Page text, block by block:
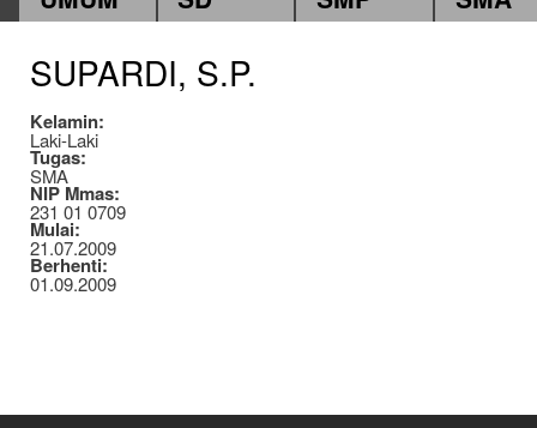
SUPARDI, S.P.
Kelamin:
Laki-Laki
Tugas:
SMA
NIP Mmas:
231 01 0709
Mulai:
21.07.2009
Berhenti:
01.09.2009